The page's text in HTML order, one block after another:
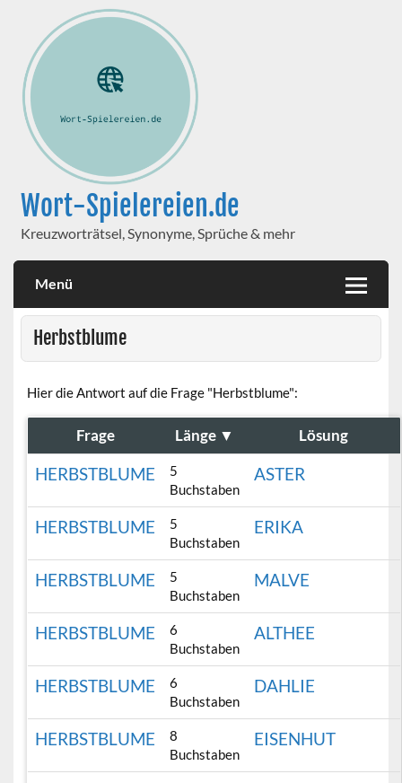
Wort-Spielereien.de
Kreuzworträtsel, Synonyme, Sprüche & mehr
Menü
Herbstblume
Hier die Antwort auf die Frage "Herbstblume":
Frage Länge ▼ Lösung
HERBSTBLUME
5
Buchstaben
ASTER
HERBSTBLUME
5
Buchstaben
ERIKA
HERBSTBLUME
5
Buchstaben
MALVE
HERBSTBLUME
6
Buchstaben
ALTHEE
HERBSTBLUME
6
Buchstaben
DAHLIE
HERBSTBLUME
8
Buchstaben
EISENHUT